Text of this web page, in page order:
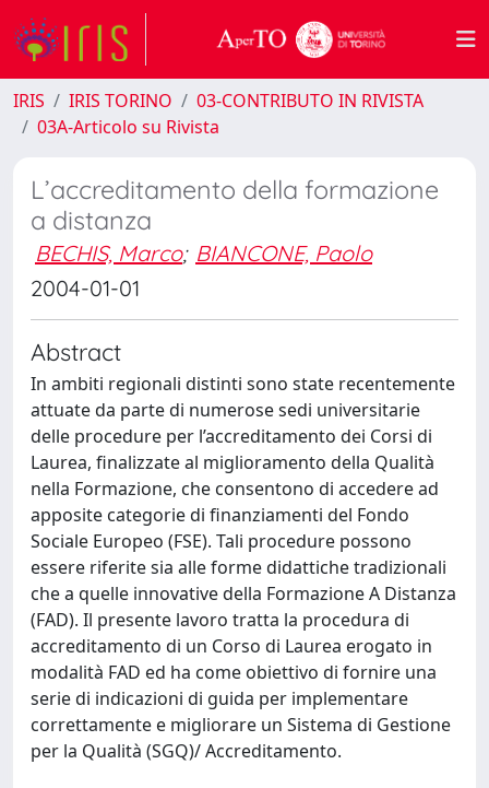
IRIS IRIS TORINO
03-CONTRIBUTO IN RIVISTA
03A-Articolo su Rivista
L’accreditamento della formazione
a distanza
BECHIS, Marco; BIANCONE, Paolo
2004-01-01
Abstract
In ambiti regionali distinti sono state recentemente
attuate da parte di numerose sedi universitarie
delle procedure per l’accreditamento dei Corsi di
Laurea, finalizzate al miglioramento della Qualità
nella Formazione, che consentono di accedere ad
apposite categorie di finanziamenti del Fondo
Sociale Europeo (FSE). Tali procedure possono
essere riferite sia alle forme didattiche tradizionali
che a quelle innovative della Formazione A Distanza
(FAD). Il presente lavoro tratta la procedura di
accreditamento di un Corso di Laurea erogato in
modalità FAD ed ha come obiettivo di fornire una
serie di indicazioni di guida per implementare
correttamente e migliorare un Sistema di Gestione
per la Qualità (SGQ)/ Accreditamento.